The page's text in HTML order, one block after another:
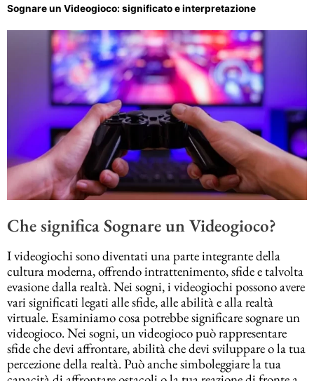
Sognare un Videogioco: significato e interpretazione
Che significa Sognare un Videogioco?
I videogiochi sono diventati una parte integrante della
cultura moderna, offrendo intrattenimento, sfide e talvolta
evasione dalla realtà. Nei sogni, i videogiochi possono avere
vari significati legati alle sfide, alle abilità e alla realtà
virtuale. Esaminiamo cosa potrebbe significare sognare un
videogioco. Nei sogni, un videogioco può rappresentare
sfide che devi affrontare, abilità che devi sviluppare o la tua
percezione della realtà. Può anche simboleggiare la tua